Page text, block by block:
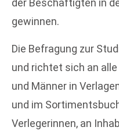
der Beschäftigten in
gewinnen.
Die Befragung zur
und richtet sich an
und Männer in
und im
Verlegerinnen, an